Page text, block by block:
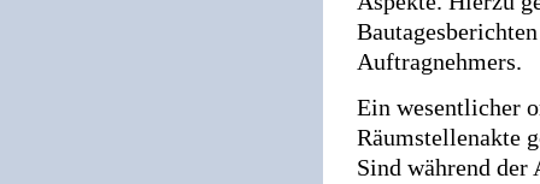
Auftragnehmers.
Ein wesentlicher
Räumstellenakte
Sind während der